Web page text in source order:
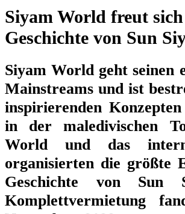
Siyam World freut
Geschichte von Sun
Siyam World geht seinen
Mainstreams und ist
inspirierenden
in der maledivischen
World und das
organisierten die größte
Geschichte von Sun
Komplettvermietung